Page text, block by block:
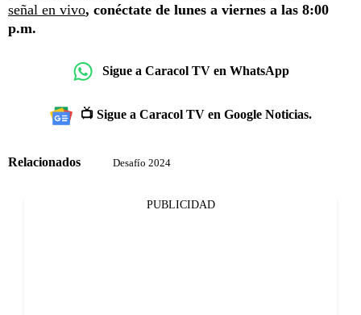
señal en vivo, conéctate de lunes a viernes a las 8:00
p.m.
Sigue a Caracol TV en WhatsApp
📺 Sigue a Caracol TV en Google Noticias.
Relacionados Desafío 2024
PUBLICIDAD